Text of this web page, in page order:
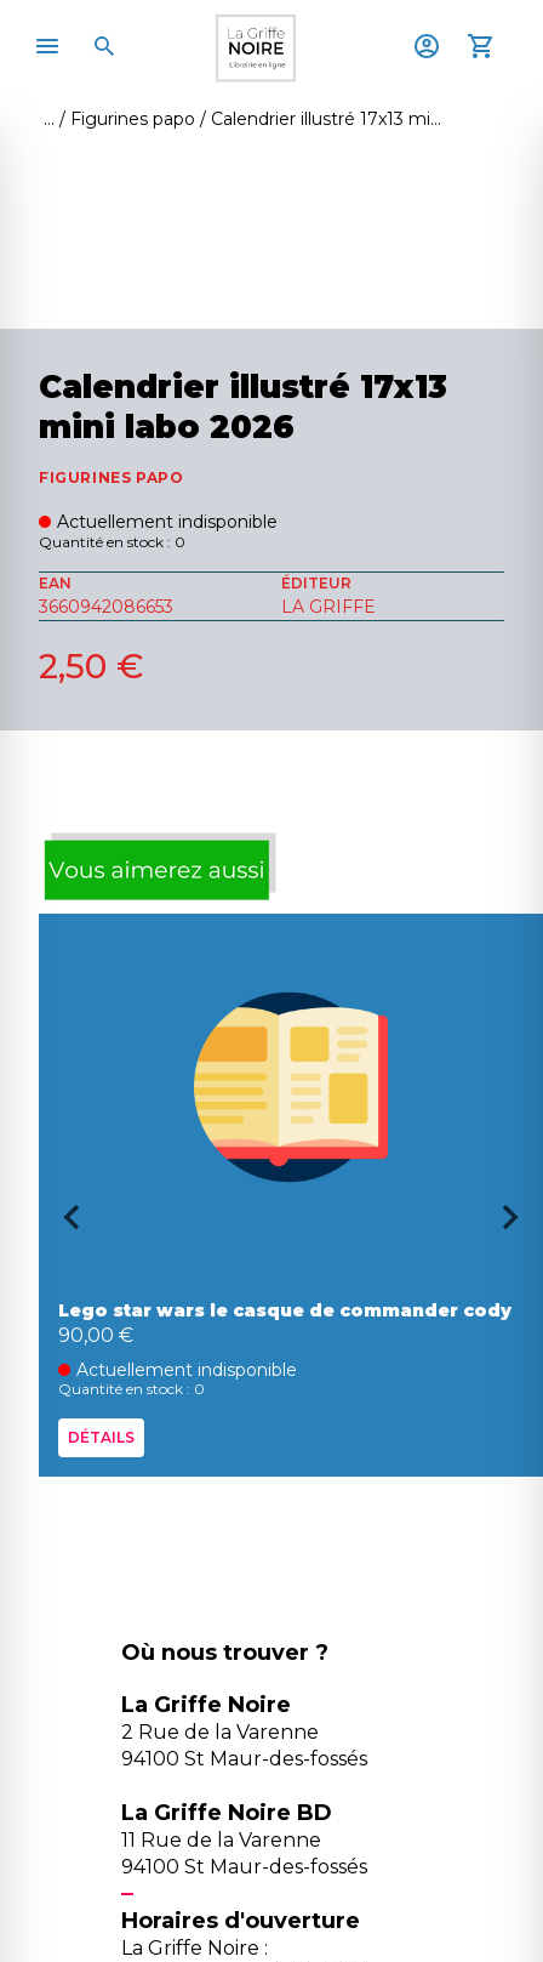
Figurines papo Calendrier illustré 17x13 mini labo 2026
Calendrier illustré 17x13
mini labo 2026
FIGURINES PAPO
Actuellement indisponible
Quantité en stock : 0
EAN
3660942086653
ÉDITEUR
LA GRIFFE
2,50 €
Lego star wars le casque de commander cody
90,00 €
Actuellement indisponible
Quantité en stock : 0
DÉTAILS
Où nous trouver ?
La Griffe Noire
2 Rue de la Varenne
94100 St Maur-des-fossés
La Griffe Noire BD
11 Rue de la Varenne
94100 St Maur-des-fossés
Horaires d'ouverture
La Griffe Noire :